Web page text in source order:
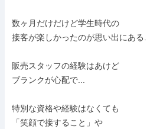
数ヶ月だけだけど学生時代の
接客が楽しかったのが思い出にある...
販売スタッフの経験はあけど
ブランクが心配で...
特別な資格や経験はなくても
「笑顔で接すること」や